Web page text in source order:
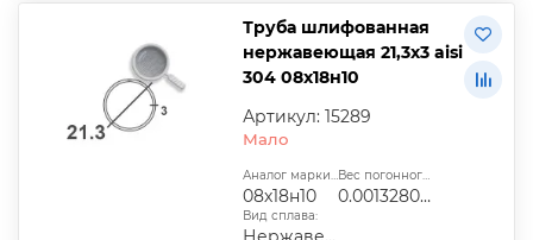
Труба шлифованная
нержавеющая 21,3х3 aisi
304 08х18н10
Артикул: 15289
Мало
Аналог марки стали:
08х18н10
Вес погонного метра, т.:
0.001328031
Вид сплава: